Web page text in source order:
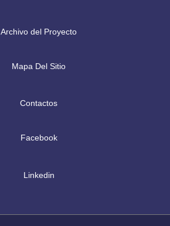
Archivo del Proyecto
Mapa Del Sitio
Contactos
Facebook
Linkedin